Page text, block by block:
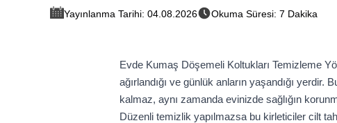
Yayınlanma Tarihi: 04.08.2026 Okuma Süresi: 7 Dakika
Evde Kumaş Döşemeli Koltukları Temizleme
ağırlandığı ve günlük anların yaşandığı
kalmaz, aynı zamanda evinizde sağlığın
Düzenli temizlik yapılmazsa bu kirleticiler cilt